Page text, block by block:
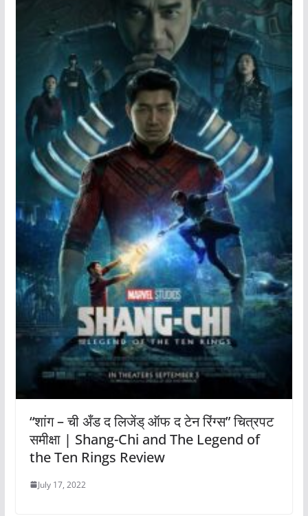
“शांग – ची अँड द लिजेंड् ऑफ द टेन रिंग्स” चित्रपट
समीक्षा | Shang-Chi and The Legend of
the Ten Rings Review
July 17, 2022